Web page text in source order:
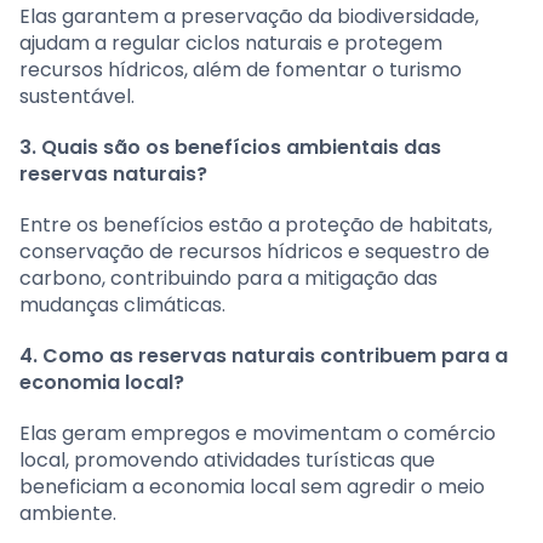
Elas garantem a preservação da biodiversidade,
ajudam a regular ciclos naturais e protegem
recursos hídricos, além de fomentar o turismo
sustentável.
3. Quais são os benefícios ambientais das
reservas naturais?
Entre os benefícios estão a proteção de habitats,
conservação de recursos hídricos e sequestro de
carbono, contribuindo para a mitigação das
mudanças climáticas.
4. Como as reservas naturais contribuem para a
economia local?
Elas geram empregos e movimentam o comércio
local, promovendo atividades turísticas que
beneficiam a economia local sem agredir o meio
ambiente.